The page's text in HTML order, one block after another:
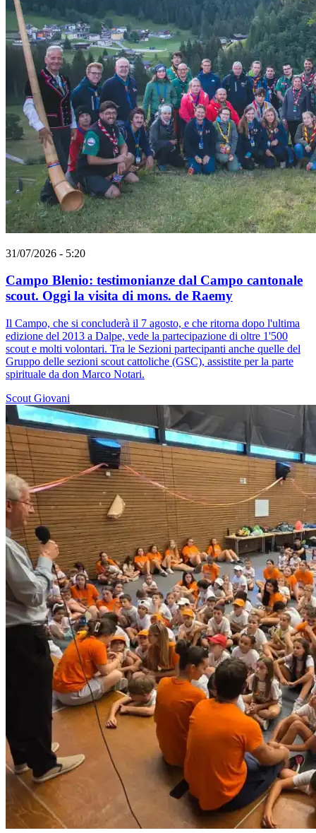
31/07/2026 - 5:20
Campo Blenio: testimonianze dal Campo cantonale
scout. Oggi la visita di mons. de Raemy
Il Campo, che si concluderà il 7 agosto, e che ritorna dopo l'ultima
edizione del 2013 a Dalpe, vede la partecipazione di oltre 1'500
scout e molti volontari. Tra le Sezioni partecipanti anche quelle del
Gruppo delle sezioni scout cattoliche (GSC), assistite per la parte
spirituale da don Marco Notari.
Scout Giovani